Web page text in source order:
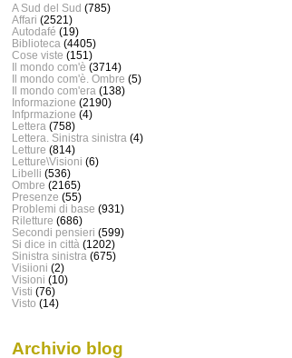
A Sud del Sud (785)
Affari (2521)
Autodafé (19)
Biblioteca (4405)
Cose viste (151)
Il mondo com'è (3714)
Il mondo com'è. Ombre (5)
Il mondo com'era (138)
Informazione (2190)
Infprmazione (4)
Lettera (758)
Lettera. Sinistra sinistra (4)
Letture (814)
Letture\Visioni (6)
Libelli (536)
Ombre (2165)
Presenze (55)
Problemi di base (931)
Riletture (686)
Secondi pensieri (599)
Si dice in città (1202)
Sinistra sinistra (675)
Visiioni (2)
Visioni (10)
Visti (76)
Visto (14)
Archivio blog